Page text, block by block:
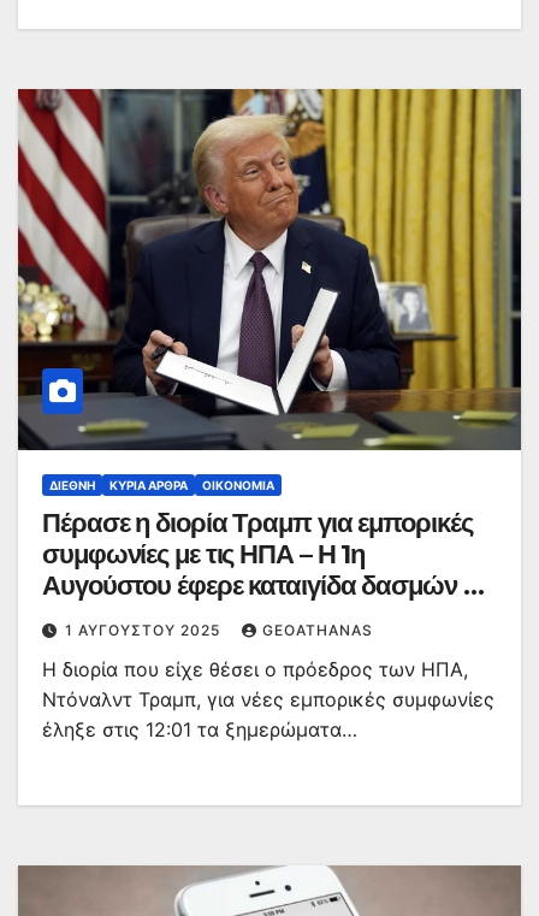
ΔΙΕΘΝΉ ΚΥΡΙΑ ΑΡΘΡΑ ΟΙΚΟΝΟΜΊΑ
Πέρασε η διορία Τραμπ για εμπορικές
συμφωνίες με τις ΗΠΑ – Η 1η
Αυγούστου έφερε καταιγίδα δασμών σε
δεκάδες χώρες
1 ΑΥΓΟΎΣΤΟΥ 2025 GEOATHANAS
Η διορία που είχε θέσει ο πρόεδρος των ΗΠΑ,
Ντόναλντ Τραμπ, για νέες εμπορικές συμφωνίες
έληξε στις 12:01 τα ξημερώματα…